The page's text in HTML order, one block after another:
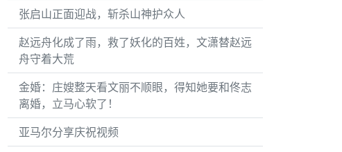
张启山正面迎战，斩杀山神护众人
赵远舟化成了雨，救了妖化的百姓，文潇替赵远
舟守着大荒
金婚：庄嫂整天看文丽不顺眼，得知她要和佟志
离婚，立马心软了！
亚马尔分享庆祝视频